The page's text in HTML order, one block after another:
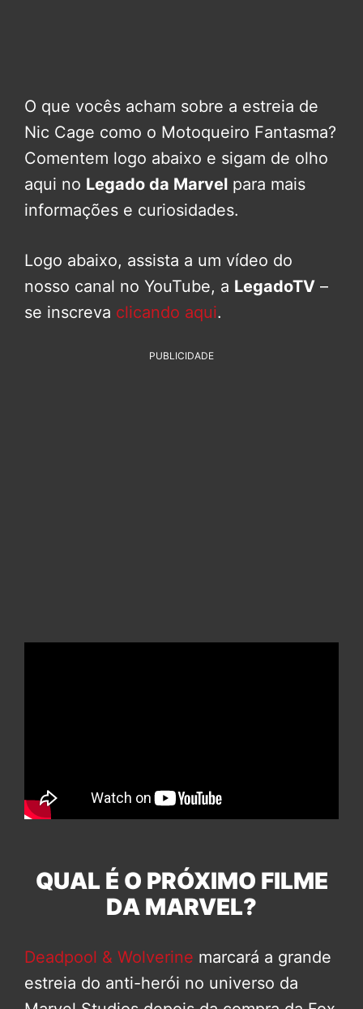
O que vocês acham sobre a estreia de
Nic Cage como o Motoqueiro Fantasma?
Comentem logo abaixo e sigam de olho
aqui no Legado da Marvel para mais
informações e curiosidades.
Logo abaixo, assista a um vídeo do
nosso canal no YouTube, a LegadoTV –
se inscreva clicando aqui.
PUBLICIDADE
QUAL É O PRÓXIMO FILME
DA MARVEL?
Deadpool & Wolverine marcará a grande
estreia do anti-herói no universo da